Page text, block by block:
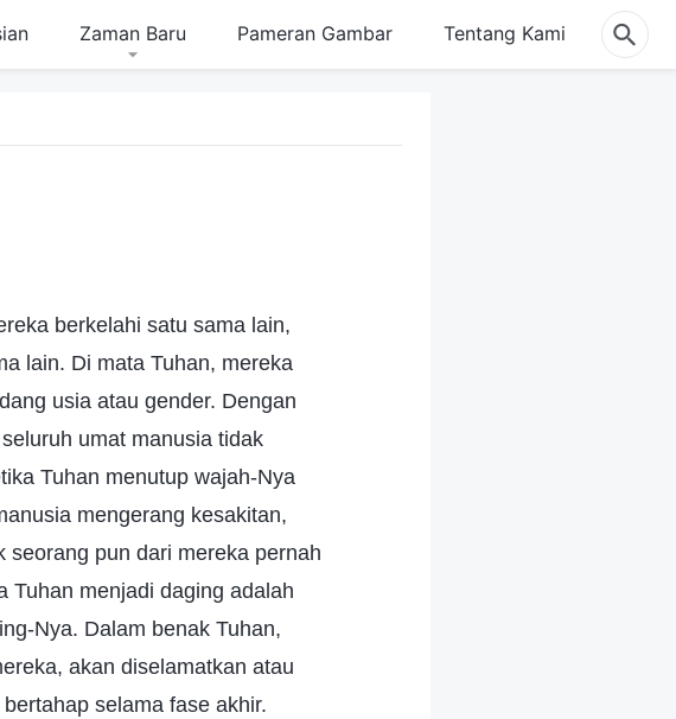
Zaman Baru Pameran Gambar Tentang Kami
berkelahi satu sama lain,
lain. Di mata Tuhan, mereka
usia atau gender. Dengan
umat manusia tidak
Tuhan menutup wajah-Nya
mengerang kesakitan,
seorang pun dari mereka pernah
Tuhan menjadi daging adalah
Nya. Dalam benak Tuhan,
akan diselamatkan atau
selama fase akhir.